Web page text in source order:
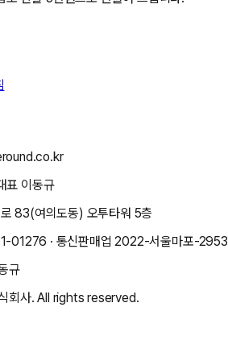
표 이동규
83(여의도동) 오투타워 5층
01276 · 통신판매업2022-서울마포-2953
규
회사. All rights reserved.